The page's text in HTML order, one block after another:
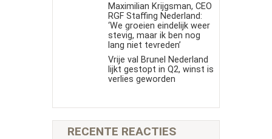
Maximilian Krijgsman, CEO
RGF Staffing Nederland:
‘We groeien eindelijk weer
stevig, maar ik ben nog
lang niet tevreden’
Vrije val Brunel Nederland
lijkt gestopt in Q2, winst is
verlies geworden
RECENTE REACTIES